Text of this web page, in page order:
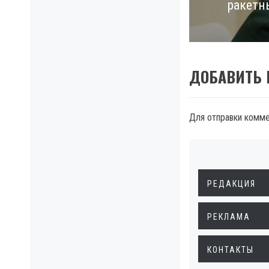
post:
ДОБАВИТЬ
Для отправки
РЕДАКЦИЯ
РЕКЛАМА
КОНТАКТЫ